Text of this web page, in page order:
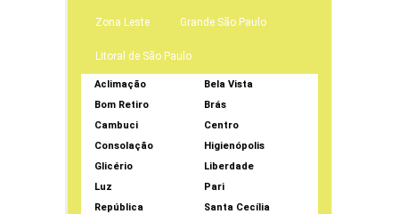
Zona Leste Grande São Paulo
Litoral de São Paulo
Aclimação
Bela Vista
Bom Retiro
Brás
Cambuci
Centro
Consolação
Higienópolis
Glicério
Liberdade
Luz
Pari
República
Santa Cecília